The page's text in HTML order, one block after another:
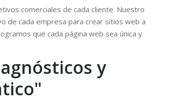
comerciales de cada cliente. Nuestro
de cada empresa para crear sitios web a
que cada página web sea única y
y